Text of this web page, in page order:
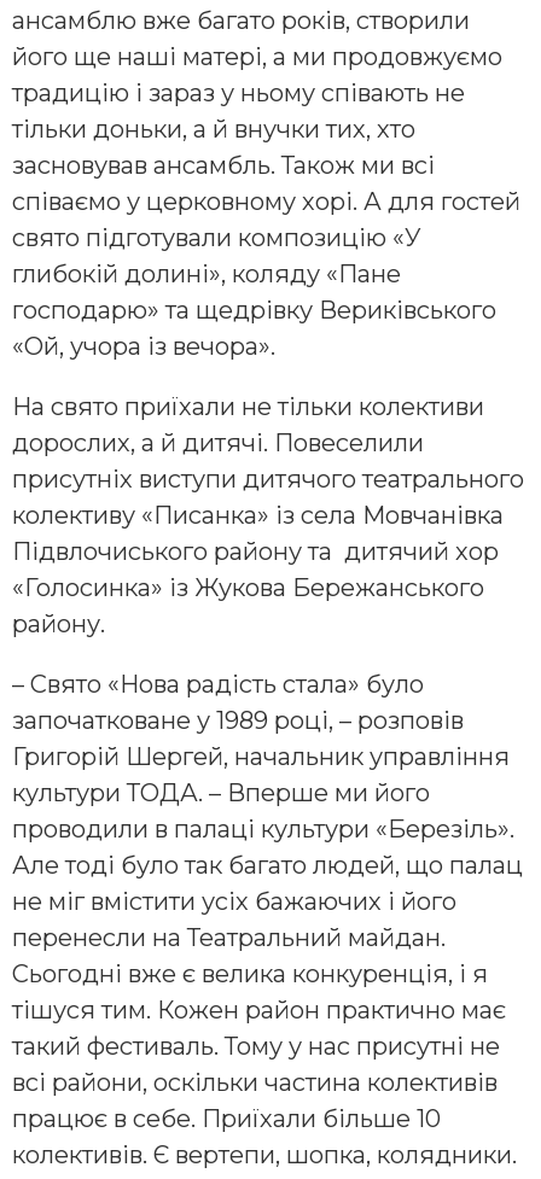
ансамблю вже багато років, створили
його ще наші матері, а ми продовжуємо
традицію і зараз у ньому співають не
тільки доньки, а й внучки тих, хто
засновував ансамбль. Також ми всі
співаємо у церковному хорі. А для гостей
свято підготували композицію «У
глибокій долині», коляду «Пане
господарю» та щедрівку Вериківського
«Ой, учора із вечора».
На свято приїхали не тільки колективи
дорослих, а й дитячі. Повеселили
присутніх виступи дитячого театрального
колективу «Писанка» із села Мовчанівка
Підвлочиського району та дитячий хор
«Голосинка» із Жукова Бережанського
району.
– Свято «Нова радість стала» було
започатковане у 1989 році, – розповів
Григорій Шергей, начальник управління
культури ТОДА. – Вперше ми його
проводили в палаці культури «Березіль».
Але тоді було так багато людей, що палац
не міг вмістити усіх бажаючих і його
перенесли на Театральний майдан.
Сьогодні вже є велика конкуренція, і я
тішуся тим. Кожен район практично має
такий фестиваль. Тому у нас присутні не
всі райони, оскільки частина колективів
працює в себе. Приїхали більше 10
колективів. Є вертепи, шопка, колядники.